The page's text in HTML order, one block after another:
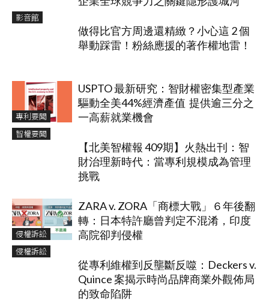
影音館
做得比官方周邊還精緻？小心這 2 個
舉動踩雷！粉絲應援的著作權地雷！
專利要聞
USPTO 最新研究：智財權密集型產業
驅動全美44%經濟產值 提供逾三分之
一高薪就業機會
智權要聞
【北美智權報 409期】火熱出刊：智
財治理新時代：當專利規模成為管理
挑戰
侵權訴訟
ZARA v. ZORA「商標大戰」６年後翻
轉：日本特許廳曾判定不混淆，印度
高院卻判侵權
侵權訴訟
從專利維權到反壟斷反噬：Deckers v.
Quince 案揭示時尚品牌商業外觀佈局
的致命陷阱